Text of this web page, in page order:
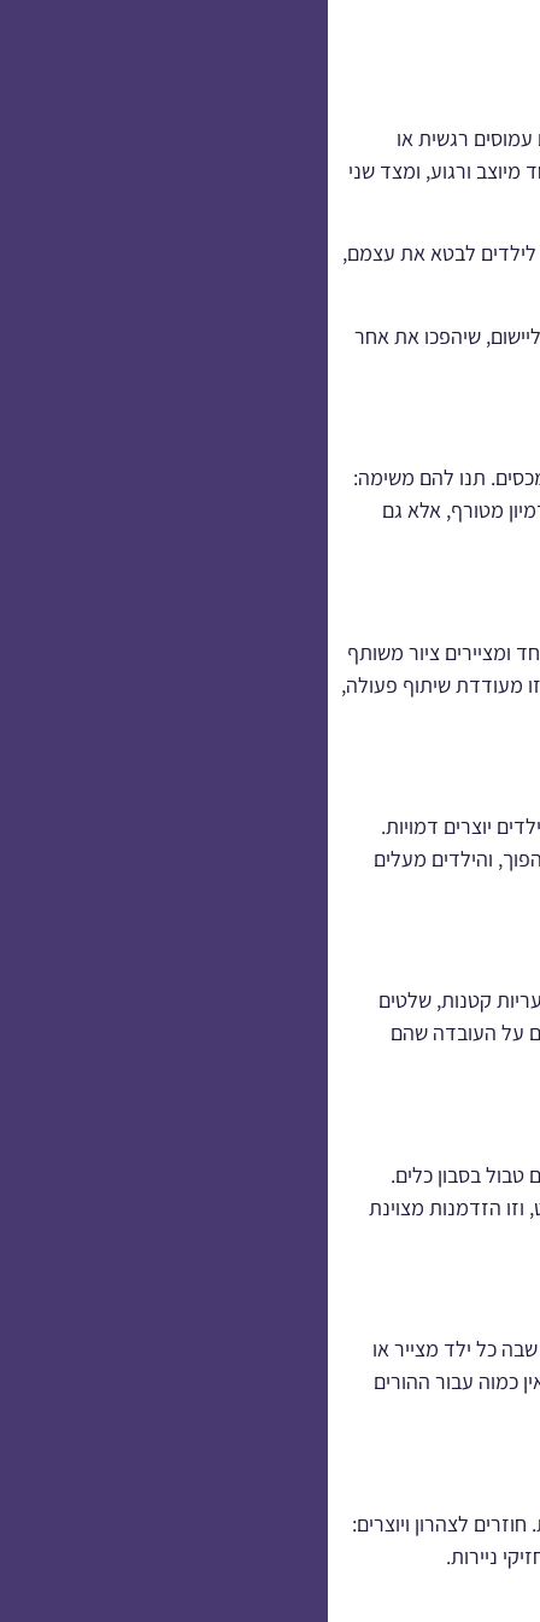
עמוסים רגשית או
ורגוע, ומצד שני
לילדים לבטא את עצמם,
ופשוטות ליישום, שיהפכו את אחר
תנו להם משימה:
מטורף, אלא גם
ומציירים ציור משותף
מעודדת שיתוף פעולה,
יוצרים דמויות.
והילדים מעלים
קטנות, שלטים
על העובדה שהם
בסבון כלים.
הזדמנות מצוינת
כל ילד מצייר או
כמוה עבור ההורים
לצהרון ויוצרים:
ניירות.